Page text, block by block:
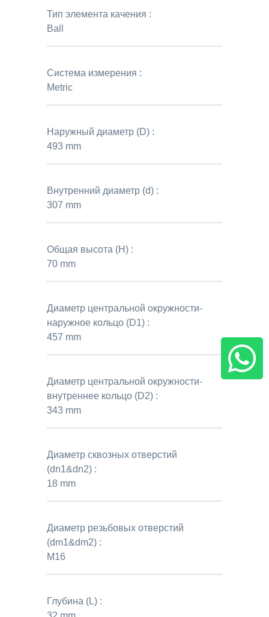
Тип элемента качения :
Ball
Система измерения :
Metric
Наружный диаметр (D) :
493 mm
Внутренний диаметр (d) :
307 mm
Общая высота (H) :
70 mm
Диаметр центральной окружности-
наружное кольцо (D1) :
457 mm
Диаметр центральной окружности-
внутреннее кольцо (D2) :
343 mm
Диаметр сквозных отверстий
(dn1&dn2) :
18 mm
Диаметр резьбовых отверстий
(dm1&dm2) :
M16
Глубина (L) :